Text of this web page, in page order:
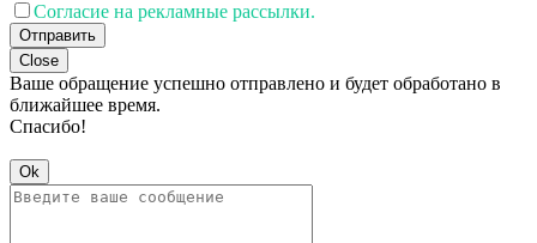
Согласие на рекламные рассылки.
Отправить
Close
Ваше обращение успешно отправлено и будет обработано в
ближайшее время.
Спасибо!
Ok